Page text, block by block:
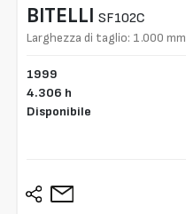
BITELLI SF102C
Larghezza di taglio: 1.000 mm
1999
4.306 h
Disponibile